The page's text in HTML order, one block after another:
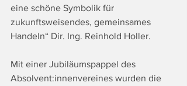
eine schöne Symbolik für
zukunftsweisendes, gemeinsames
Handeln“ Dir. Ing. Reinhold Holler.
Mit einer Jubiläumspappel des
Absolvent:innenvereines wurden die